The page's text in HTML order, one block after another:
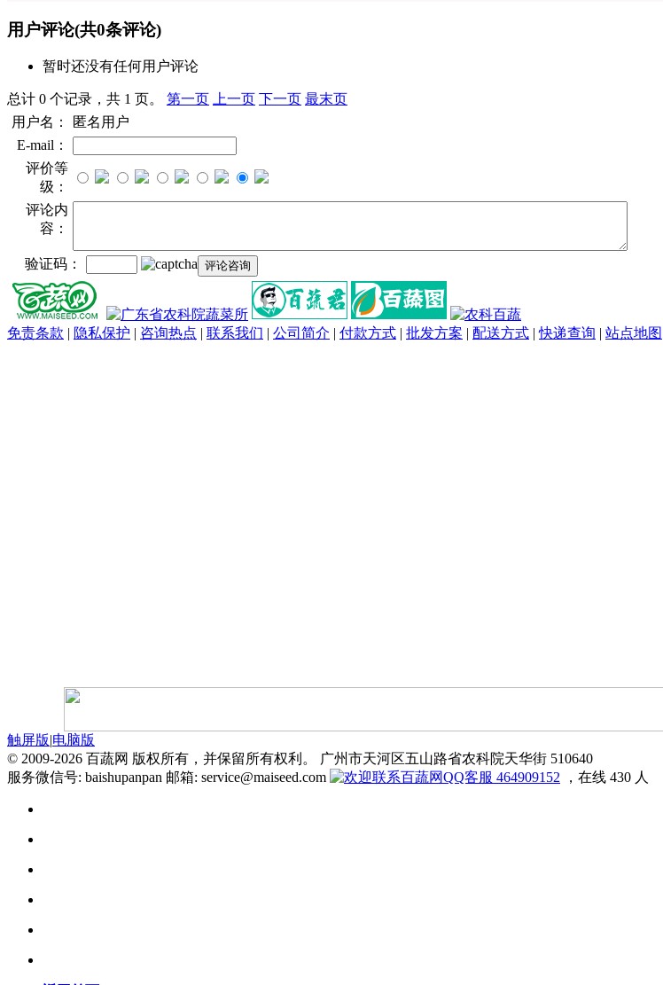
用户评论(共0条评论)
暂时还没有任何用户评论
总计 0 个记录，共 1 页。 第一页 上一页 下一页 最末页
用户名：
匿名用户
E-mail：
评价等
级：
评论内
容：
验证码：
免责条款 | 隐私保护 | 咨询热点 | 联系我们 | 公司简介 | 付款方式 | 批发方案 | 配送方式 |快递查询 | 站点地图
触屏版|电脑版
© 2009-2026 百蔬网 版权所有，并保留所有权利。 广州市天河区五山路省农科院天华街 510640
服务微信号: baishupanpan 邮箱: service@maiseed.com
464909152 ，在线 430 人